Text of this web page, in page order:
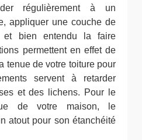
régulièrement à un
appliquer une couche de
et bien entendu la faire
permettent en effet de
tenue de votre toiture pour
servent à retarder
et des lichens. Pour le
de votre maison, le
atout pour son étanchéité